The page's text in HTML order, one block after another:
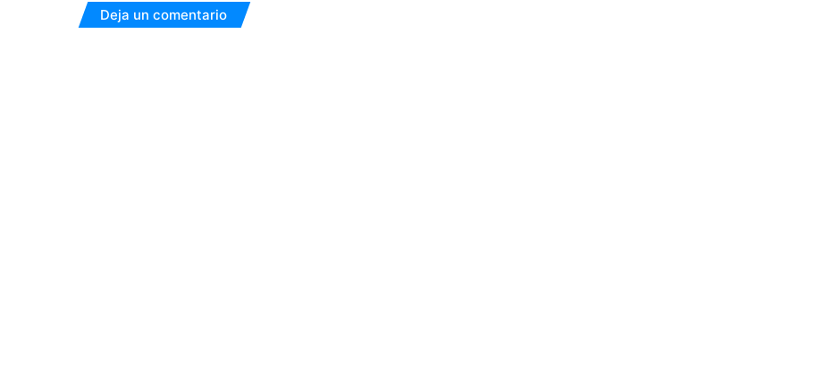
Deja un comentario